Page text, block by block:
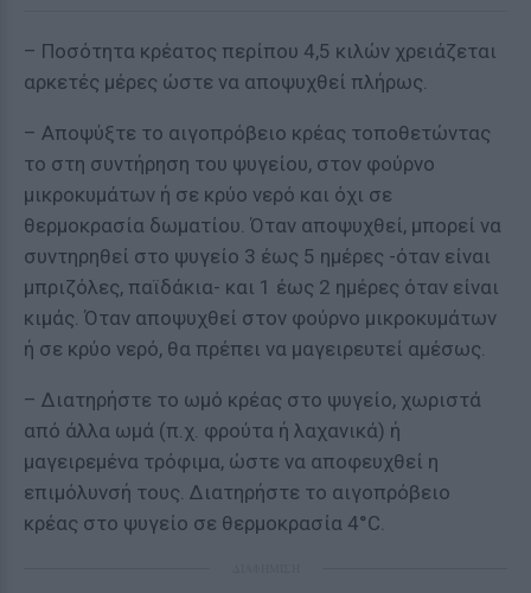
– Ποσότητα κρέατος περίπου 4,5 κιλών χρειάζεται
αρκετές μέρες ώστε να αποψυχθεί πλήρως.
– Αποψύξτε το αιγοπρόβειο κρέας τοποθετώντας
το στη συντήρηση του ψυγείου, στον φούρνο
μικροκυμάτων ή σε κρύο νερό και όχι σε
θερμοκρασία δωματίου. Όταν αποψυχθεί, μπορεί να
συντηρηθεί στο ψυγείο 3 έως 5 ημέρες -όταν είναι
μπριζόλες, παϊδάκια- και 1 έως 2 ημέρες όταν είναι
κιμάς. Όταν αποψυχθεί στον φούρνο μικροκυμάτων
ή σε κρύο νερό, θα πρέπει να μαγειρευτεί αμέσως.
– Διατηρήστε το ωμό κρέας στο ψυγείο, χωριστά
από άλλα ωμά (π.χ. φρούτα ή λαχανικά) ή
μαγειρεμένα τρόφιμα, ώστε να αποφευχθεί η
επιμόλυνσή τους. Διατηρήστε το αιγοπρόβειο
κρέας στο ψυγείο σε θερμοκρασία 4°C.